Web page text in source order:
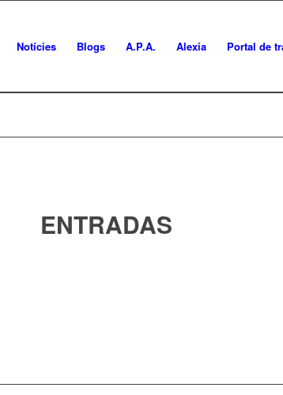
Notícies Blogs A.P.A. Alexia Portal de
ENTRADAS